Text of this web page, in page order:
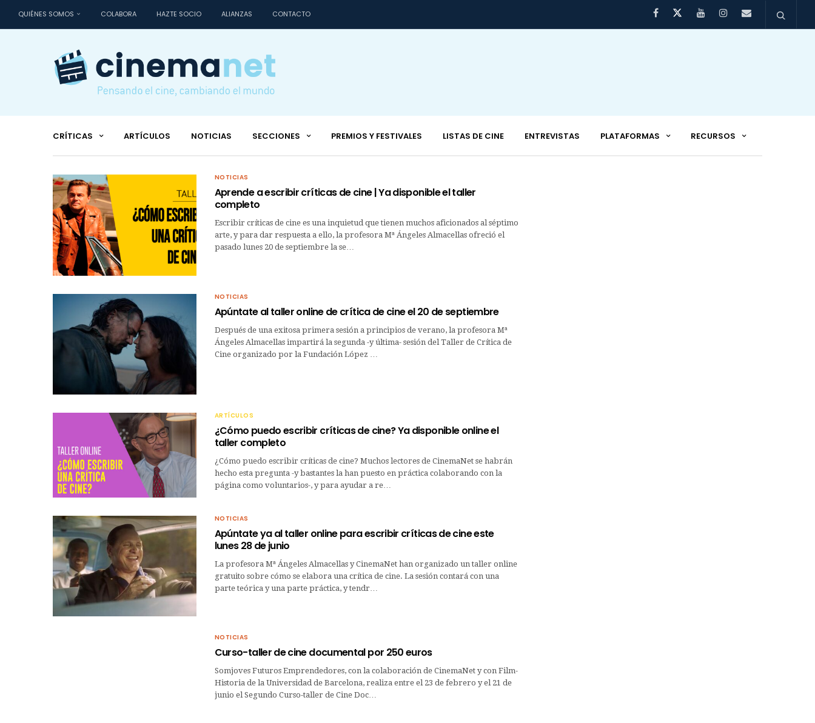
QUIÉNES SOMOS COLABORA HAZTE SOCIO ALIANZAS CONTACTO
CRÍTICAS ARTÍCULOS NOTICIAS SECCIONES PREMIOS Y FESTIVALES LISTAS DE CINE ENTREVISTAS PLATAFORMAS RECURSOS
NOTICIAS
Aprende a escribir críticas de cine | Ya disponible el taller
completo
Escribir críticas de cine es una inquietud que tienen muchos aficionados al séptimo
arte, y para dar respuesta a ello, la profesora Mª Ángeles Almacellas ofreció el
pasado lunes 20 de septiembre la se…
NOTICIAS
Apúntate al taller online de crítica de cine el 20 de septiembre
Después de una exitosa primera sesión a principios de verano, la profesora Mª
Ángeles Almacellas impartirá la segunda -y última- sesión del Taller de Crítica de
Cine organizado por la Fundación López …
ARTÍCULOS
¿Cómo puedo escribir críticas de cine? Ya disponible online el
taller completo
¿Cómo puedo escribir críticas de cine? Muchos lectores de CinemaNet se habrán
hecho esta pregunta -y bastantes la han puesto en práctica colaborando con la
página como voluntarios-, y para ayudar a re…
NOTICIAS
Apúntate ya al taller online para escribir críticas de cine este
lunes 28 de junio
La profesora Mª Ángeles Almacellas y CinemaNet han organizado un taller online
gratuito sobre cómo se elabora una crítica de cine. La sesión contará con una
parte teórica y una parte práctica, y tendr…
NOTICIAS
Curso-taller de cine documental por 250 euros
Somjoves Futuros Emprendedores, con la colaboración de CinemaNet y con Film-
Historia de la Universidad de Barcelona, realiza entre el 23 de febrero y el 21 de
junio el Segundo Curso-taller de Cine Doc…